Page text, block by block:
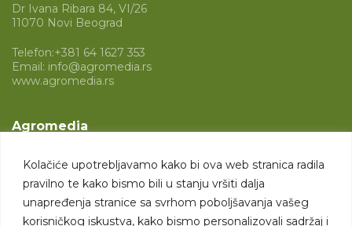
Kolačiće upotrebljavamo kako bi ova web stranica radila
pravilno te kako bismo bili u stanju vršiti dalja
unapređenja stranice sa svrhom poboljšavanja vašeg
korisničkog iskustva, kako bismo personalizovali sadržaj i
Dr Ivana Ribara 84, VI/26
11070 Novi Beograd
Telefon:+381 64 1627 353
Email: info@agromedia.rs
www.agromedia.rs
Agromedia
Svet poljoprivrede
Marketing usluge